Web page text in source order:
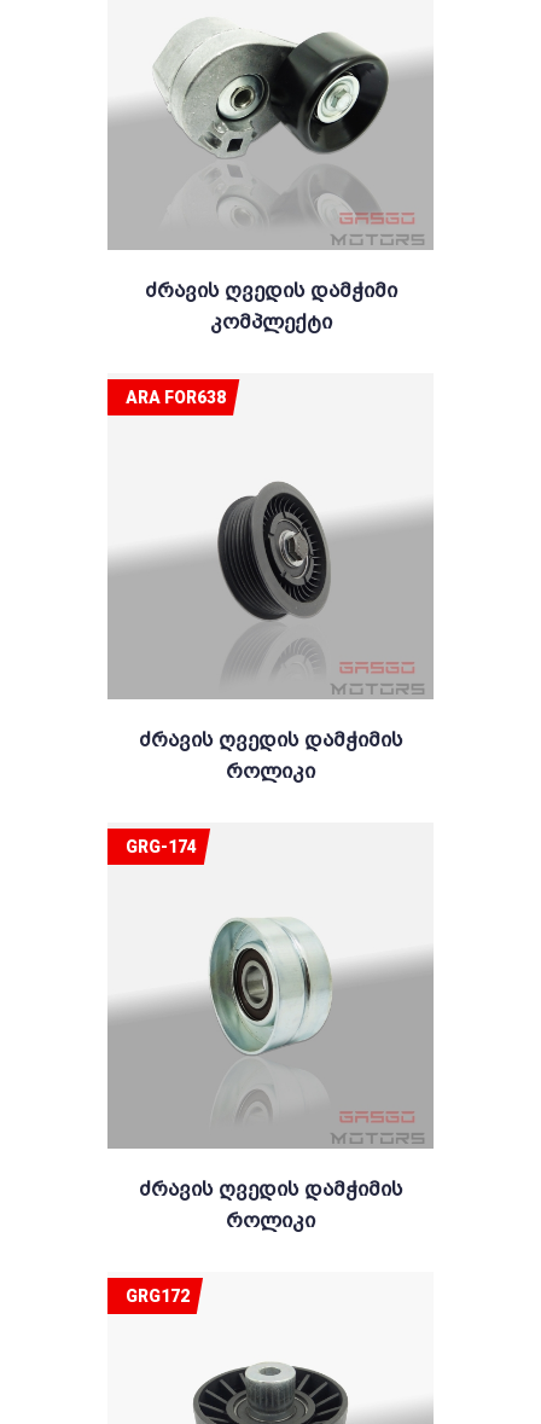
Ძრავის Ღვედის Დამჭიმი
Კომპლექტი
Ძრავის Ღვედის Დამჭიმის
Როლიკი
ARA FOR638
Ძრავის Ღვედის Დამჭიმის
Როლიკი
GRG-174
GRG172